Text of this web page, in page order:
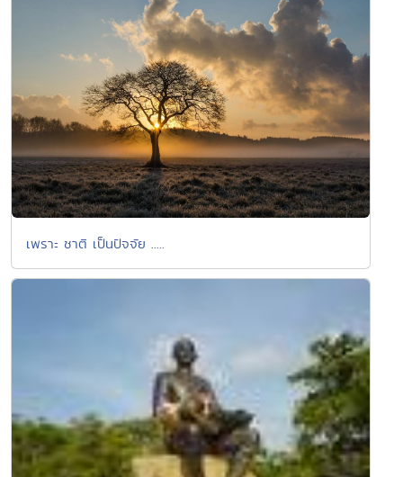
เพราะ ชาติ เป็นปัจจัย .....